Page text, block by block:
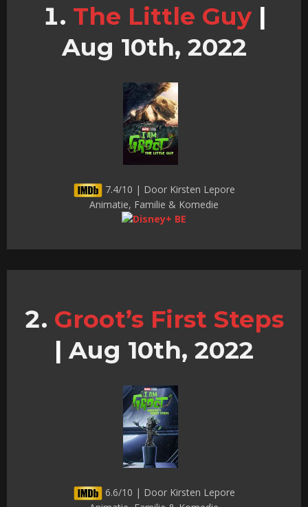
The Little Guy |
Aug 10th, 2022
7.4/10 | Door Kirsten Lepore
Animatie, Familie & Komedie
Groot’s First Steps
| Aug 10th, 2022
6.6/10 | Door Kirsten Lepore